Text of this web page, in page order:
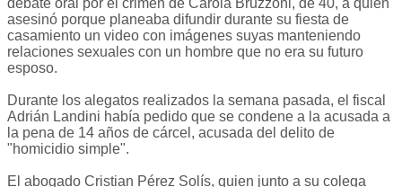
debate oral por el crimen de Carola Bruzzoni, de 40, a quien
asesinó porque planeaba difundir durante su fiesta de
casamiento un video con imágenes suyas manteniendo
relaciones sexuales con un hombre que no era su futuro
esposo.
Durante los alegatos realizados la semana pasada, el fiscal
Adrián Landini había pedido que se condene a la acusada a
la pena de 14 años de cárcel, acusada del delito de
"homicidio simple".
El abogado Cristian Pérez Solís, quien junto a su colega